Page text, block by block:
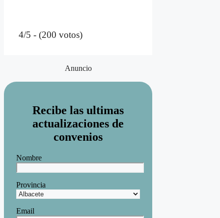
4/5 - (200 votos)
Anuncio
Recibe las ultimas
actualizaciones de
convenios
Nombre
Provincia
Email